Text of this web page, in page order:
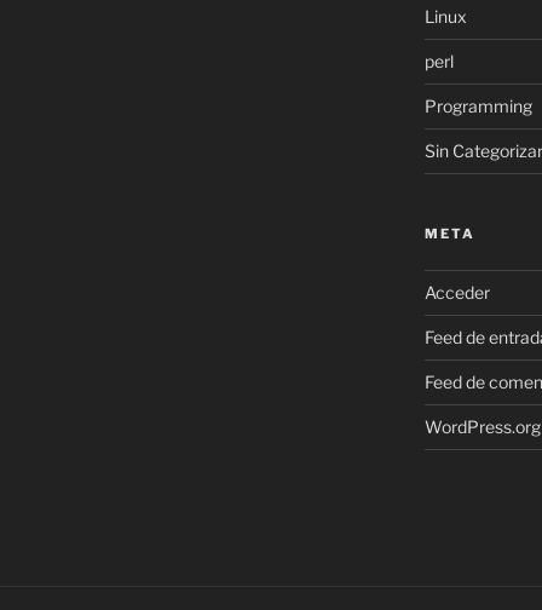
Linux
perl
Programming
Sin Categorizar
META
Acceder
Feed de
Feed de
WordPress.org